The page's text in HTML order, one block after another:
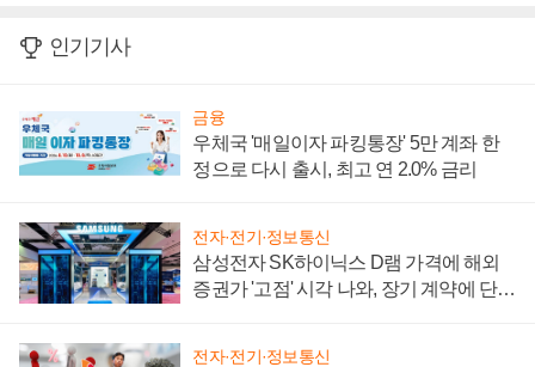
인기기사
금융
우체국 '매일이자 파킹통장' 5만 계좌 한
정으로 다시 출시, 최고 연 2.0% 금리
전자·전기·정보통신
삼성전자 SK하이닉스 D램 가격에 해외
증권가 '고점' 시각 나와, 장기 계약에 단점
전자·전기·정보통신